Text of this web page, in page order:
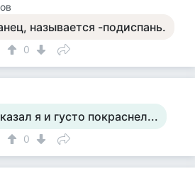
называется -подиспань.
0
я и густо покраснел...
0